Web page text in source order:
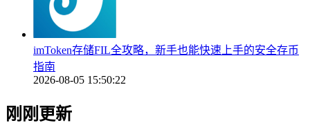
imToken存储FIL全攻略，新手也能快速上手的安全存币
指南
2026-08-05 15:50:22
刚刚更新